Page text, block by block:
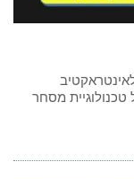
טכנולוגיית מסחר